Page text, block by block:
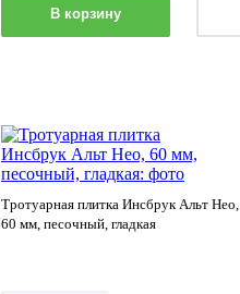
В корзину
Тротуарная плитка Инсбрук Альт Нео,
60 мм, песочный, гладкая